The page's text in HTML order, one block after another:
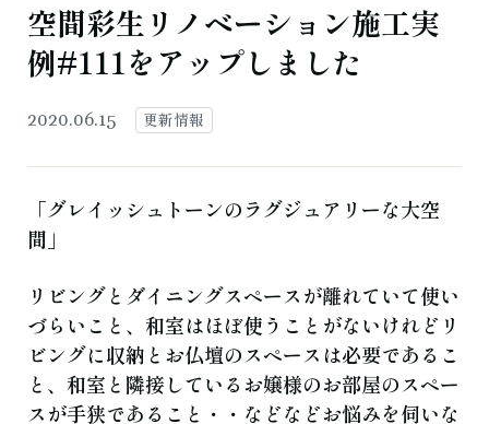
空間彩生リノベーション施工実
例#111をアップしました
2020.06.15 更新情報
「グレイッシュトーンのラグジュアリーな大空
間」
リビングとダイニングスペースが離れていて使い
づらいこと、和室はほぼ使うことがないけれどリ
ビングに収納とお仏壇のスペースは必要であるこ
と、和室と隣接しているお嬢様のお部屋のスペー
スが手狭であること・・などなどお悩みを伺いな
採用情報
よくある質問 お知らせ ブログ
ご相談・お問い合わせ